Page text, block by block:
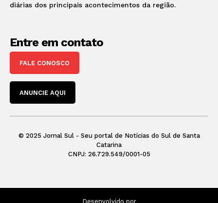
diárias dos principais acontecimentos da região.
Entre em contato
FALE CONOSCO
ANUNCIE AQUI
© 2025 Jornal Sul - Seu portal de Notícias do Sul de Santa
Catarina
CNPJ: 26.729.549/0001-05
Desenvolvido por